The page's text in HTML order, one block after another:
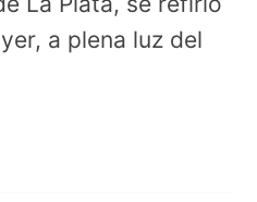
a plena luz del